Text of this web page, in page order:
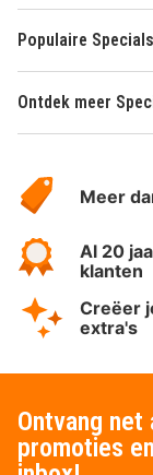
Populaire Specials
Ontdek meer
HotelSpecials
Meer
Al 20
klanten
Creëer
extra's
Ontvang net
promoties